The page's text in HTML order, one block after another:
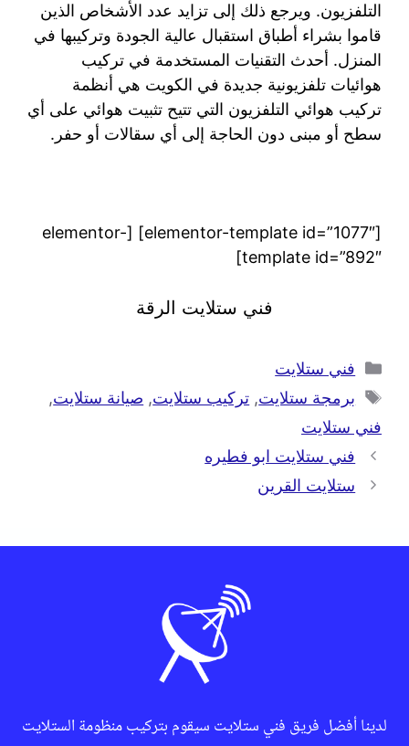
التلفزيون. ويرجع ذلك إلى تزايد عدد الأشخاص الذين
قاموا بشراء أطباق استقبال عالية الجودة وتركيبها في
المنزل. أحدث التقنيات المستخدمة في تركيب
هوائيات تلفزيونية جديدة في الكويت هي أنظمة
تركيب هوائي التلفزيون التي تتيح تثبيت هوائي على أي
سطح أو مبنى دون الحاجة إلى أي سقالات أو حفر.
[elementor-template id=”1077″] [elementor-
template id=”892″]
فني ستلايت الرقة
فني ستلايت
برمجة ستلايت, تركيب ستلايت, صيانة ستلايت,
فني ستلايت
فني ستلايت ابو فطيره
ستلايت القرين
لدينا أفضل فريق فني ستلايت سيقوم بتركيب منظومة الستلايت